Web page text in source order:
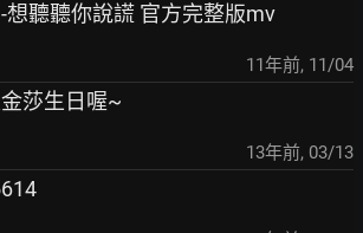
想聽聽你說謊 官方完整版mv
11年前, 11/04
莎生日喔~
13年前, 03/13